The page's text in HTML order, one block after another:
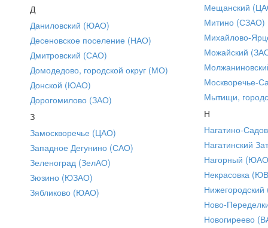
Д
Даниловский (ЮАО)
Десеновское поселение (НАО)
Дмитровский (САО)
Домодедово, городской округ (МО)
Донской (ЮАО)
Дорогомилово (ЗАО)
З
Замоскворечье (ЦАО)
Западное Дегунино (САО)
Зеленоград (ЗелАО)
Зюзино (ЮЗАО)
Зябликово (ЮАО)
Мещанский
Митино (СЗАО)
Михайлово-
Можайский
Москворечье-
Мытищи,
Н
Нагатино-
Нагатинский
Нагорный
Некрасовка
Ново-
Новогиреево